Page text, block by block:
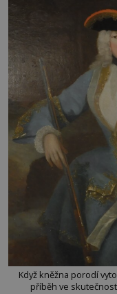
Když kněžna porodí
příběh ve